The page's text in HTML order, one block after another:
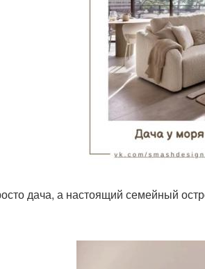
дача, а настоящий семейный